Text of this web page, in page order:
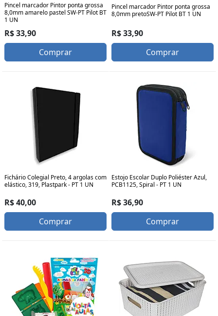
Pincel marcador Pintor ponta grossa
8,0mm amarelo pastel SW-PT Pilot BT
1 UN
R$ 33,90
Comprar
Pincel marcador Pintor ponta grossa
8,0mm pretoSW-PT Pilot BT 1 UN
R$ 33,90
Comprar
Fichário Colegial Preto, 4 argolas com
elástico, 319, Plastpark - PT 1 UN
R$ 40,00
Comprar
Estojo Escolar Duplo Poliéster Azul,
PCB1125, Spiral - PT 1 UN
R$ 36,90
Comprar